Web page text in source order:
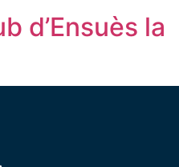
d’Ensuès la